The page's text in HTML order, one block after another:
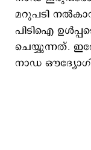
മറുപടി
പിടിഐ
ചെയ്യുന്നത്.
നാഡ